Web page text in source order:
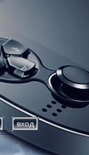
вход